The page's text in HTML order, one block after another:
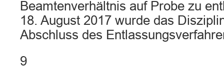
Beamtenverhältnis auf Probe zu
18. August 2017 wurde das
Abschluss des
9